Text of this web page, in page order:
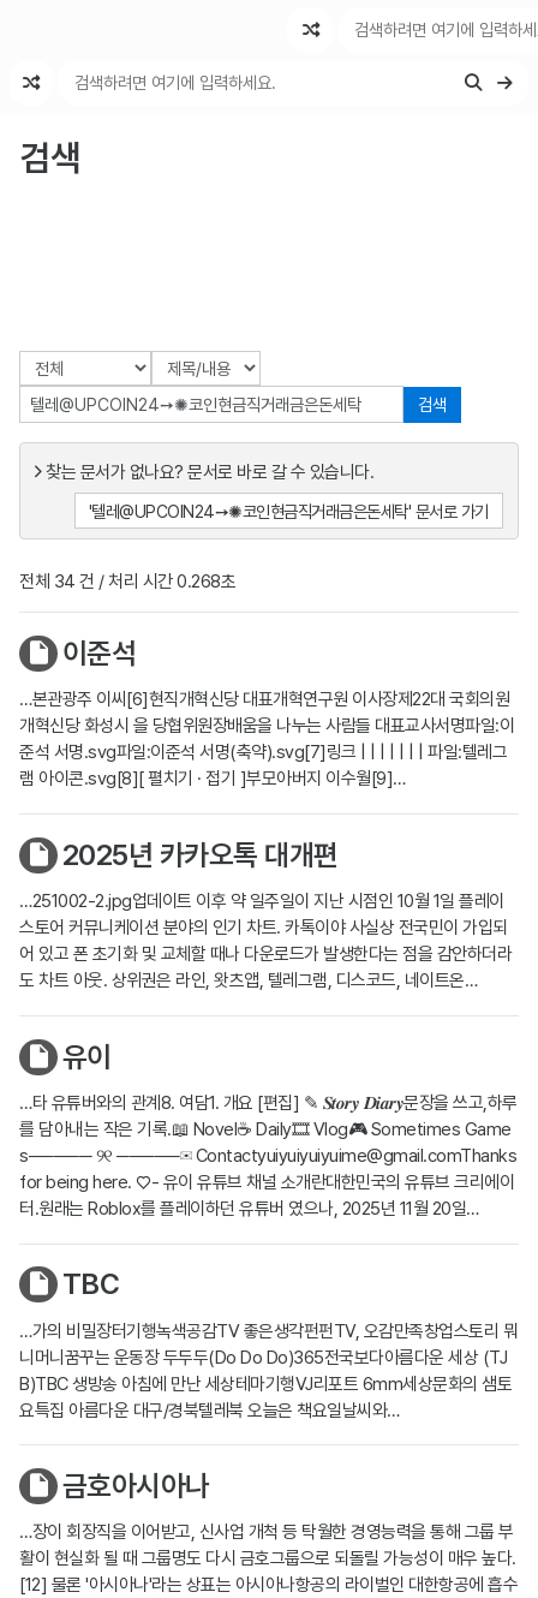
검색
검색
찾는 문서가 없나요? 문서로 바로 갈 수 있습니다.
'텔레@UPCOIN24➙✺코인현금직거래금은돈세탁' 문서로 가기
전체 34 건 / 처리 시간 0.268초
이준석
…본관광주 이씨[6]현직개혁신당 대표개혁연구원 이사장제22대 국회의원
개혁신당 화성시 을 당협위원장배움을 나누는 사람들 대표교사서명파일:이
준석 서명.svg파일:이준석 서명(축약).svg[7]링크 | | | | | | | 파일:텔레그
램 아이콘.svg[8][ 펼치기 · 접기 ]부모아버지 이수월[9]…
2025년 카카오톡 대개편
…251002-2.jpg업데이트 이후 약 일주일이 지난 시점인 10월 1일 플레이
스토어 커뮤니케이션 분야의 인기 차트. 카톡이야 사실상 전국민이 가입되
어 있고 폰 초기화 및 교체할 때나 다운로드가 발생한다는 점을 감안하더라
도 차트 아웃. 상위권은 라인, 왓츠앱, 텔레그램, 디스코드, 네이트온…
유이
…타 유튜버와의 관계8. 여담1. 개요 [편집] ✎ 𝑺𝒕𝒐𝒓𝒚 𝑫𝒊𝒂𝒓𝒚문장을 쓰고,하루
를 담아내는 작은 기록.📖 Novel☕ Daily🎞 Vlog🎮 Sometimes Game
s───── ୨୧ ─────✉︎Contactyuiyuiyuiyuime@gmail.comThanks
for being here. ♡- 유이 유튜브 채널 소개란대한민국의 유튜브 크리에이
터.원래는 Roblox를 플레이하던 유튜버 였으나, 2025년 11월 20일…
TBC
…가의 비밀장터기행녹색공감TV 좋은생각펀펀TV, 오감만족창업스토리 뭐
니머니꿈꾸는 운동장 두두두(Do Do Do)365전국보다아름다운 세상 (TJ
B)TBC 생방송 아침에 만난 세상테마기행VJ리포트 6mm세상문화의 샘토
요특집 아름다운 대구/경북텔레북 오늘은 책요일날씨와…
금호아시아나
…장이 회장직을 이어받고, 신사업 개척 등 탁월한 경영능력을 통해 그룹 부
활이 현실화 될 때 그룹명도 다시 금호그룹으로 되돌릴 가능성이 매우 높다.
[12] 물론 '아시아나'라는 상표는 아시아나항공의 라이벌인 대한항공에 흡수